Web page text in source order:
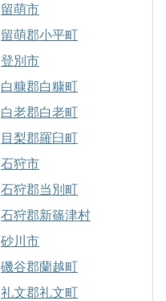
留萌市
留萌郡小平町
登別市
白糠郡白糠町
白老郡白老町
目梨郡羅臼町
石狩市
石狩郡当別町
石狩郡新篠津村
砂川市
磯谷郡蘭越町
礼文郡礼文町